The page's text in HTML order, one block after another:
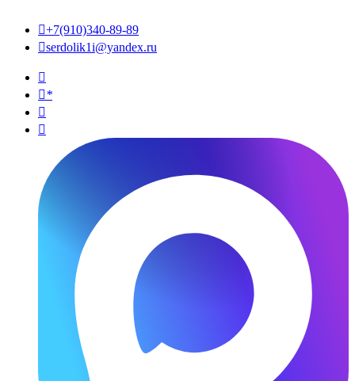
+7(910)340-89-89
serdolik1i@yandex.ru

*

